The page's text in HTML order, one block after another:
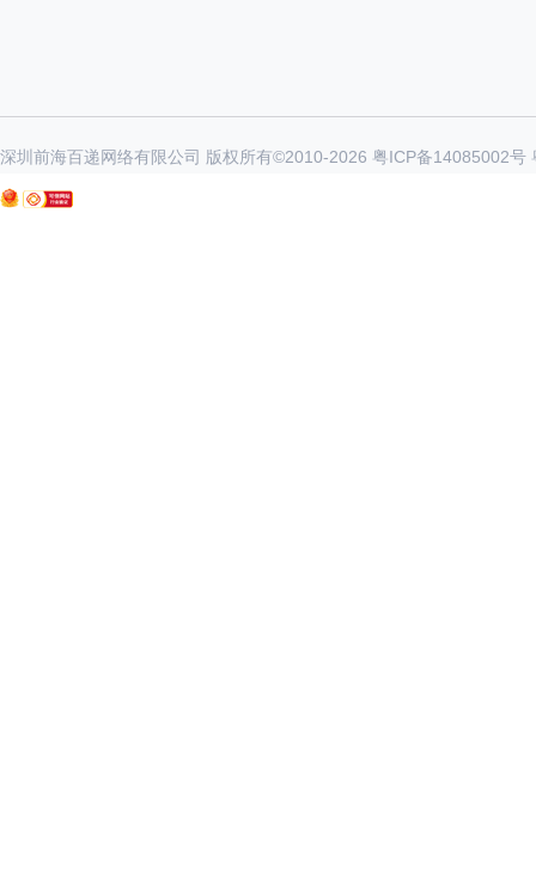
深圳前海百递网络有限公司 版权所有©2010-2026 粤ICP备14085002号